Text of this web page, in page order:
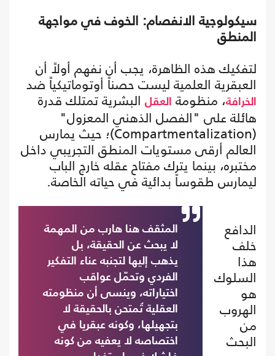
سيكولوجية الانفصام: الخوف في مواجهة
المنطق
لتفكيك هذه الظاهرة، يجب أن نفهم أولاً أن
العبقرية العلمية ليست حصناً أوتوماتيكياً ضد
الخرافة، منظومة العقل البشرية تمتلك قدرة
هائلة على "الفصل الذهني المعزول"
(Compartmentalization)؛ حيث يمارس
العالم أرقى مستويات المنطق التجريبي داخل
مختبره، بينما يترك مفتاح عقله خارج الباب
ليمارس طقوساً بدائية في حياته الخاصة.
المثقف هنا هارب من المهمة
لا يبحث عن الحقيقة، بل
يذهب إليها لتجنبه عناء التفكير
الفردي وتحمّل عواقب
اختياراته، وينسى أن منظومته
العقلية تُمتحن بالحقيقة لا
بتجهيلها، وكونه عبقريا في
اختصاصه لا يعفيه من كونه
الدافع
خلف
هذا
السلوك
هو
الهروب
من
البحث